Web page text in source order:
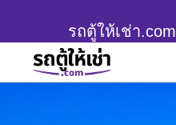
รถตู้ให้เช่า.com